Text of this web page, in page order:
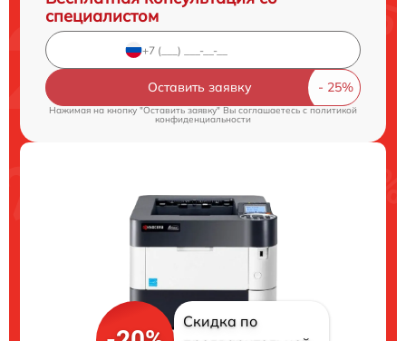
специалистом
Оставить заявку
Нажимая на кнопку "Оставить заявку" Вы соглашаетесь c политикой
конфиденциальности
Скидка по